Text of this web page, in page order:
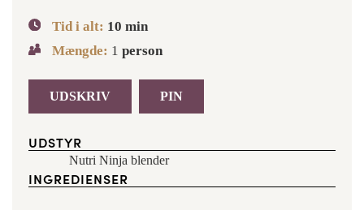
Tid i alt: 10 min
Mængde: 1 person
UDSKRIV PIN
UDSTYR
Nutri Ninja blender
INGREDIENSER